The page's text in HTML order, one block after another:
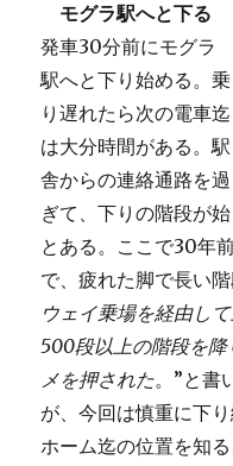
モグラ駅へと下る
発車30分前にモグラ
駅へと下り始める。乗
り遅れたら次の電車迄
は大分時間がある。駅
舎からの連絡通路を過
ぎて、下りの階段が
とある。ここで30年
で、疲れた脚で長い
ウェイ乗場を経由し
500段以上の階段を
メを押された。”と書
が、今回は慎重に下
ホーム迄の位置を知